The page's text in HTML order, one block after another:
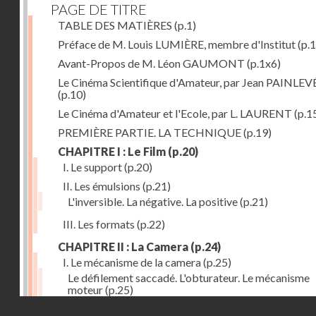
PAGE DE TITRE
TABLE DES MATIÈRES (p.1)
Préface de M. Louis LUMIÈRE, membre d'Institut
Avant-Propos de M. Léon GAUMONT (p.1x6)
Le Cinéma Scientifique d'Amateur, par Jean
(p.10)
Le Cinéma d'Amateur et l'Ecole, par L. LAURENT
PREMIÈRE PARTIE. LA TECHNIQUE(p.19)
CHAPITRE I : Le Film (p.20)
I. Le support(p.20)
II. Les émulsions (p.21)
L'inversible. La négative. La positive(p.21)
III. Les formats (p.22)
CHAPITRE II : La Camera (p.24)
I. Le mécanisme de la camera(p.25)
Le défilement saccadé. L'obturateur. Le mécanisme
moteur(p.25)